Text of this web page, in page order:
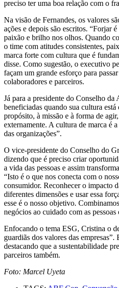
preciso ter uma boa relação com o
Na visão de Fernandes, os valores
ações e depois são escritos. “Forjar
paixão e brilho nos olhos. Quando
o time com atitudes consistentes,
marca forte com cultura que é
disse. Como sugestão, o executivo
façam um grande esforço para
colaboradores e parceiros.
Já para a presidente do Conselho da
beneficiadas quando sua cultura
propósito, à missão e à forma de
externamente. A cultura de marca é
das organizações”.
O vice-presidente do Conselho do
dizendo que é preciso criar
a vida das pessoas e assim
“Isto é o que nos conecta com o
consumidor. Reconhecer o impacto
diferentes dimensões e usar essa
esse é o nosso objetivo.
negócios ao cuidado com as pessoas
Enfocando o tema ESG, Cristina o
guardiãs dos valores das empresas”.
destacando que a sustentabilidade
parceiros também.
Foto: Marcel Uyeta